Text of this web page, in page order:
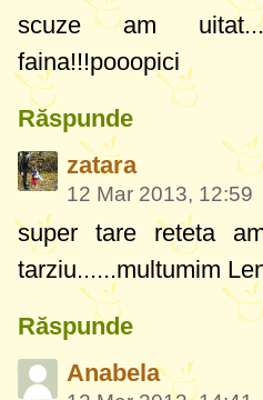
scuze am
faina!!!pooopici
Răspunde
zatara
12 Mar 2013, 12:59
super tare reteta
tarziu......multumim
Răspunde
Anabela